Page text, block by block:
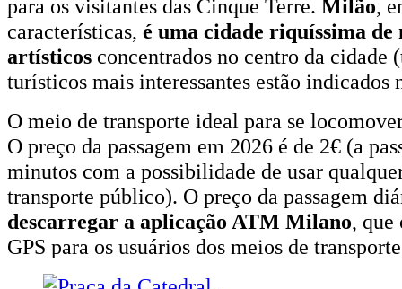
para os visitantes das Cinque Terre. Milão,
características, é uma cidade riquíssima de
artísticos concentrados no centro da cidade
turísticos mais interessantes estão indicados
O meio de transporte ideal para se
O preço da passagem em 2026 é de 2€ (a
minutos com a possibilidade de usar
transporte público). O preço da passagem
descarregar a aplicação ATM Milano, que
GPS para os usuários dos meios de